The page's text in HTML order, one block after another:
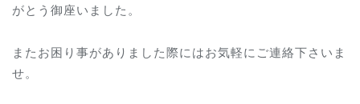
がとう御座いました。
またお困り事がありました際にはお気軽にご連絡下さいま
せ。